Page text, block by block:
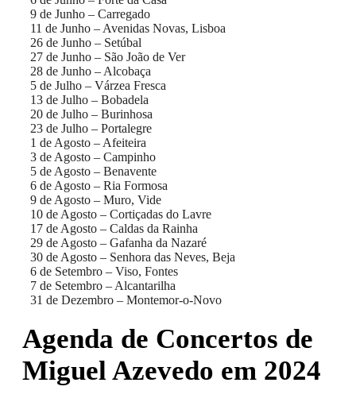
9 de Junho – Carregado
11 de Junho – Avenidas Novas, Lisboa
26 de Junho – Setúbal
27 de Junho – São João de Ver
28 de Junho – Alcobaça
5 de Julho – Várzea Fresca
13 de Julho – Bobadela
20 de Julho – Burinhosa
23 de Julho – Portalegre
1 de Agosto – Afeiteira
3 de Agosto – Campinho
5 de Agosto – Benavente
6 de Agosto – Ria Formosa
9 de Agosto – Muro, Vide
10 de Agosto – Cortiçadas do Lavre
17 de Agosto – Caldas da Rainha
29 de Agosto – Gafanha da Nazaré
30 de Agosto – Senhora das Neves, Beja
6 de Setembro – Viso, Fontes
7 de Setembro – Alcantarilha
31 de Dezembro – Montemor-o-Novo
Agenda de Concertos de
Miguel Azevedo em 2024